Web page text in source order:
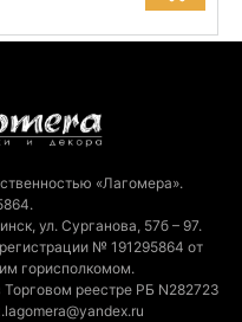
«Лагомера».
ул. Сурганова, 57б – 97.
№ 191295864 от
горисполкомом.
реестре РБ N282723